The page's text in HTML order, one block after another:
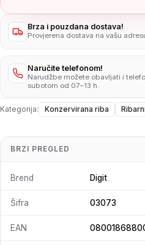
Brza i pouzdana dostava!
Provjerena dostava na vašu
Naručite telefonom!
Narudžbe možete obavljati i
subotom od 07–13 h.
Kategorija: Konzervirana riba
BRZI PREGLED
Brend Digit
Šifra 03073
EAN